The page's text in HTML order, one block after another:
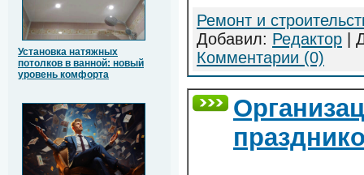
Установка натяжных
потолков в ванной: новый
уровень комфорта
Ремонт и
Добавил: Редактор |
Комментарии (0)